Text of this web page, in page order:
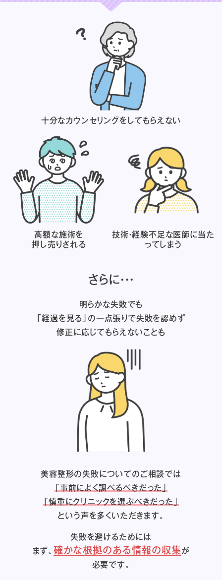
十分なカウンセリングをしてもらえない
高額な施術を
押し売りされる
技術・経験不足な医師に当た
ってしまう
さらに・・・
明らかな失敗でも
「経過を見る」の一点張りで失敗を認めず
修正に応じてもらえないことも
美容整形の失敗についてのご相談では
「事前によく調べるべきだった」
「慎重にクリニックを選ぶべきだった」
という声を多くいただきます。
失敗を避けるためには
まず、確かな根拠のある情報の収集が
必要です。